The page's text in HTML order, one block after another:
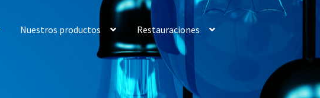
Nuestros productos Restauraciones